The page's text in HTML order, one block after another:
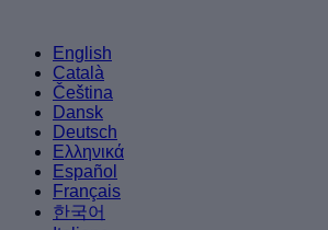
English
Català
Čeština
Dansk
Deutsch
Ελληνικά
Español
Français
한국어